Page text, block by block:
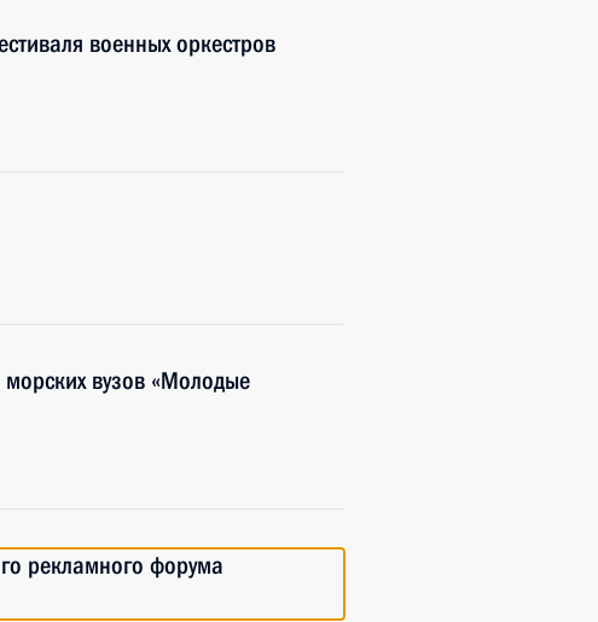
военных оркестров
вузов «Молодые
рекламного форума